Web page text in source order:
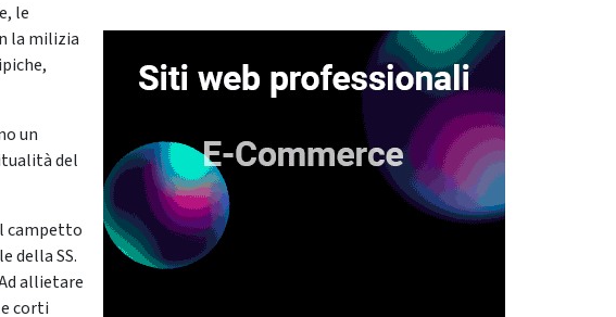
le
la milizia
un
del
campetto
della SS.
allietare
corti